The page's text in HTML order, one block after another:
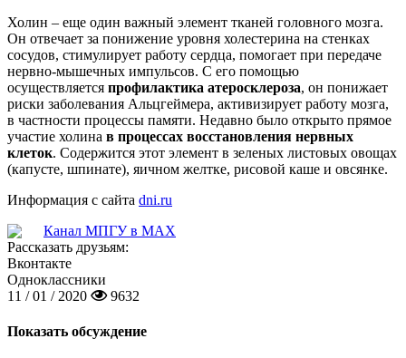
Холин – еще один важный элемент тканей головного мозга.
Он отвечает за понижение уровня холестерина на стенках
сосудов, стимулирует работу сердца, помогает при передаче
нервно-мышечных импульсов. С его помощью
осуществляется профилактика атеросклероза, он понижает
риски заболевания Альцгеймера, активизирует работу мозга,
в частности процессы памяти. Недавно было открыто прямое
участие холина в процессах восстановления нервных
клеток. Содержится этот элемент в зеленых листовых овощах
(капусте, шпинате), яичном желтке, рисовой каше и овсянке.
Информация с сайта dni.ru
Канал МПГУ в MAX
Рассказать друзьям:
Вконтакте
Одноклассники
11 / 01 / 2020
9632
Показать обсуждение